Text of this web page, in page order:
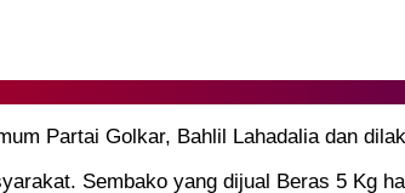
Partai Golkar, Bahlil Lahadalia dan
Sembako yang dijual Beras 5 Kg